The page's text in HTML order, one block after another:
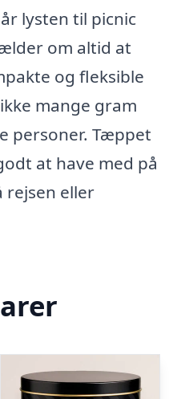
lysten til picnic
om altid at
og fleksible
mange gram
personer. Tæppet
at have med på
rejsen eller